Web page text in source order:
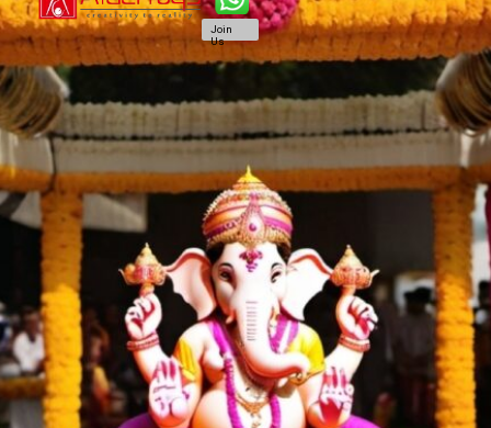
Join
Us